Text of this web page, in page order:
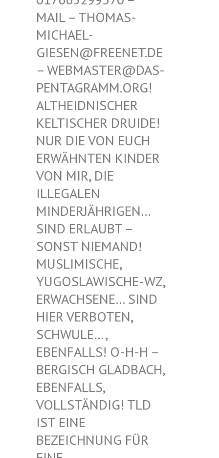
THOMAS-MICHAE
L-GIESEN
@FREENET.DE – WEBM
ASTER@DAS-PENTAG
RAMM.ORG! ALTHEI
DNISCHER KELTIS
CHER DRUIDE! NUR D
IE VON EUCH ERWÄHN
TEN KINDER VON MI
R, DIE ILLEGA
LEN MINDER
JÄHRIGEN… SIND E
RLAUBT – SONST
NIEMAND! MUSLIM
ISCHE, YUGOSL
AWISCHE-WZ, ERWACH
SENE… SIND HIER V
ERBOTEN, SCHWUL
E…, EBENFA
LLS! O-H-H – BERGIS
CH GLADBACH, EBENFA
LLS, VOLLST
ÄNDIG! TLD IST EI
NE BEZEIC
HNUNG FÜR EINE D